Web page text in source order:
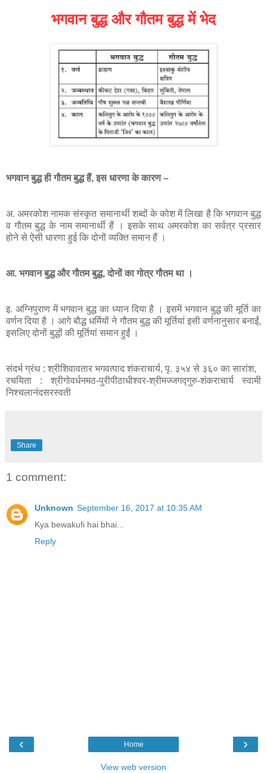
भगवान बुद्ध और गौतम बुद्ध में भेद
भगवान बुद्ध ही गौतम बुद्ध हैं, इस धारणा के कारण –
अ. अमरकोश नामक संस्कृत समानार्थी शब्दों के कोश में लिखा है कि भगवान बुद्ध
व गौतम बुद्ध के नाम समानार्थी हैं । इसके साथ अमरकोश का सर्वत्र प्रसार
होने से ऐसी धारणा हुई कि दोनों व्यक्ति समान हैं ।
आ. भगवान बुद्ध और गौतम बुद्ध, दोनों का गोत्र गौतम था ।
इ. अग्निपुराण में भगवान बुद्ध का ध्यान दिया है । इसमें भगवान बुद्ध की मूर्ति का
वर्णन दिया है । आगे बौद्ध धर्मियों ने गौतम बुद्ध की मूर्तियां इसी वर्णनानुसार बनाईं,
इसलिए दोनों बुद्धों की मूर्तियां समान हुईं ।
संदर्भ ग्रंथ : श्रीशिवावतार भगवत्पाद शंकराचार्य, पृ. ३५४ से ३६० का सारांश,
रचयिता : श्रीगोवर्धनमठ-पुरीपीठाधीश्‍वर-श्रीमज्जगद्गुरु-शंकराचार्य स्वामी
निश्‍चलानंदसरस्वती
Share
1 comment:
Unknown September 16, 2017 at 10:35 AM
Kya bewakufi hai bhai...
Reply
‹ ›
Home
View web version